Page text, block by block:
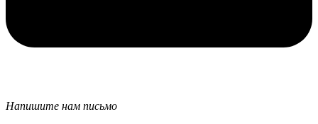
Напишите нам письмо